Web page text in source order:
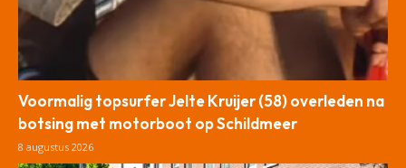
Voormalig topsurfer Jelte Kruijer (58) overleden na
botsing met motorboot op Schildmeer
8 augustus 2026